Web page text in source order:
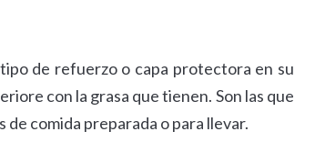
de refuerzo o capa protectora en su
con la grasa que tienen. Son las que
comida preparada o para llevar.